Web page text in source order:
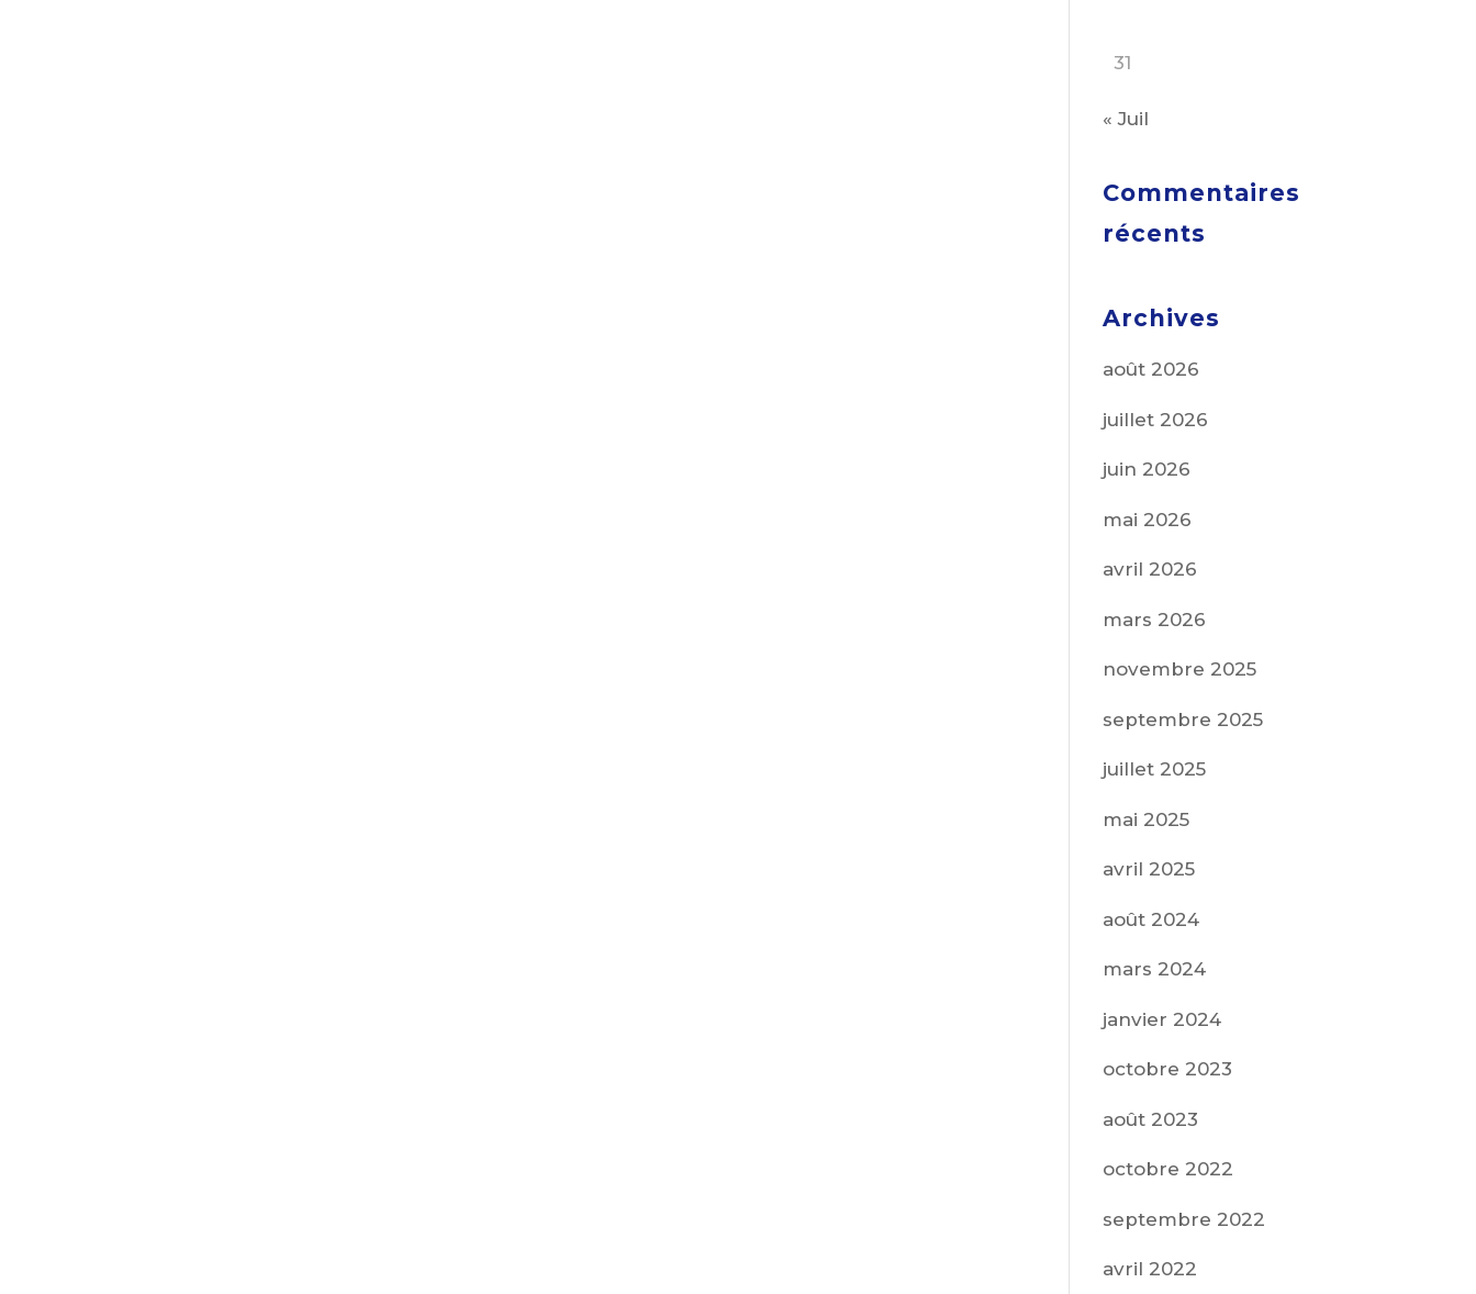
31
« Juil
Commentaires
récents
Archives
août 2026
juillet 2026
juin 2026
mai 2026
avril 2026
mars 2026
novembre 2025
septembre 2025
juillet 2025
mai 2025
avril 2025
août 2024
mars 2024
janvier 2024
octobre 2023
août 2023
octobre 2022
septembre 2022
avril 2022